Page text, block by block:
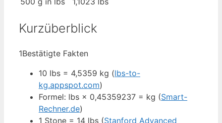
Kurzüberblick
1Bestätigte Fakten
10 lbs = 4,5359 kg (lbs-to-
kg.appspot.com)
Formel: lbs × 0,45359237 = kg (Smart-
Rechner.de)
1 Stone = 14 lbs (Stanford Advanced